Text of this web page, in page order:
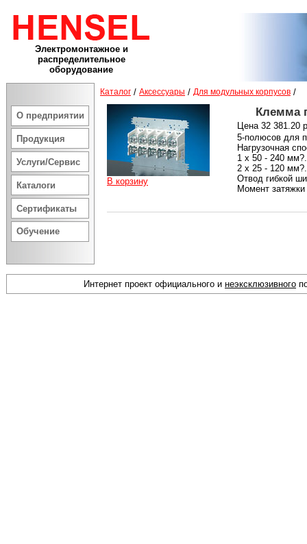
Электромонтажное и
распределительное
оборудование
О предприятии
Продукция
Услуги/Сервис
Каталоги
Сертификаты
Обучение
Каталог / Аксессуары / Для модульных корпусов /
В корзину
Клемма
Цена 32 381.20
5-полюсов для
Нагрузочная
1 х 50 - 240 мм?.
2 х 25 - 120 мм?.
Отвод гибкой
Момент
Интернет проект официального и неэксклюзивного